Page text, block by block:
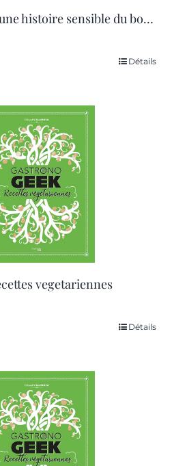
l’usage du the – une histoire sensible du bout du monde
Détails
vegetariennes
Détails